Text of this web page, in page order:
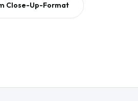
Close-Up-Format